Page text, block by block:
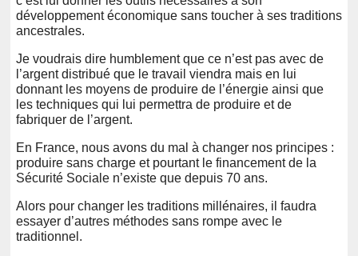
développement économique sans toucher à ses traditions
ancestrales.
Je voudrais dire humblement que ce n’est pas avec de
l’argent distribué que le travail viendra mais en lui
donnant les moyens de produire de l’énergie ainsi que
les techniques qui lui permettra de produire et de
fabriquer de l’argent.
En France, nous avons du mal à changer nos principes :
produire sans charge et pourtant le financement de la
Sécurité Sociale n’existe que depuis 70 ans.
Alors pour changer les traditions millénaires, il faudra
essayer d’autres méthodes sans rompe avec le
traditionnel.